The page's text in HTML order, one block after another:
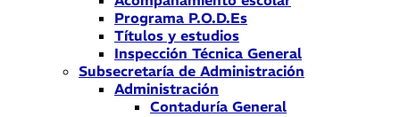
Programa P.O.D.Es
Títulos y estudios
Inspección Técnica General
Subsecretaría de Administración
Administración
Contaduría General